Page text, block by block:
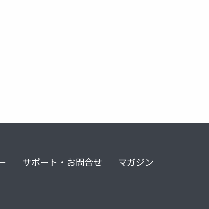
サポート・お問合せ マガジン